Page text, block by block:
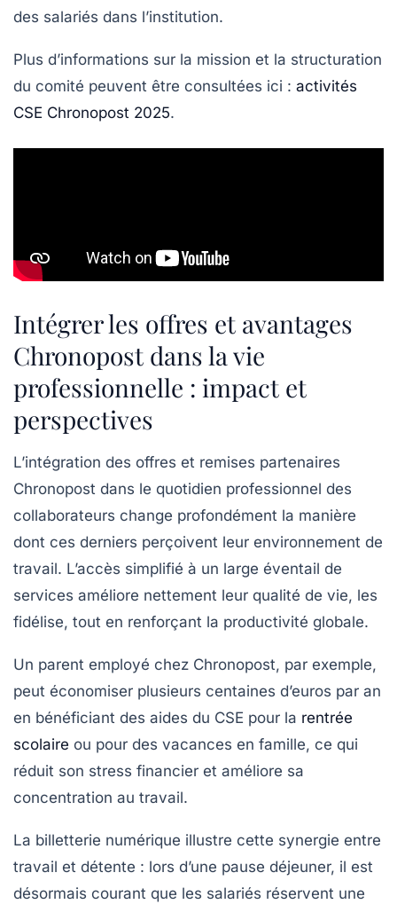
des salariés dans l’institution.
Plus d’informations sur la mission et la structuration
du comité peuvent être consultées ici : activités
CSE Chronopost 2025.
Intégrer les offres et avantages
Chronopost dans la vie
professionnelle : impact et
perspectives
L’intégration des offres et remises partenaires
Chronopost dans le quotidien professionnel des
collaborateurs change profondément la manière
dont ces derniers perçoivent leur environnement de
travail. L’accès simplifié à un large éventail de
services améliore nettement leur qualité de vie, les
fidélise, tout en renforçant la productivité globale.
Un parent employé chez Chronopost, par exemple,
peut économiser plusieurs centaines d’euros par an
en bénéficiant des aides du CSE pour la rentrée
scolaire ou pour des vacances en famille, ce qui
réduit son stress financier et améliore sa
concentration au travail.
La billetterie numérique illustre cette synergie entre
travail et détente : lors d’une pause déjeuner, il est
désormais courant que les salariés réservent une